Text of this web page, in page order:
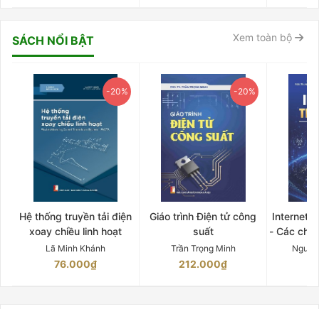
SÁCH NỔI BẬT Xem toàn bộ
-20%
Hệ thống truyền tải điện
xoay chiều linh hoạt
Lã Minh Khánh
76.000₫
-20%
Giáo trình Điện tử công
suất
Trần Trọng Minh
212.000₫
Internet
- Các